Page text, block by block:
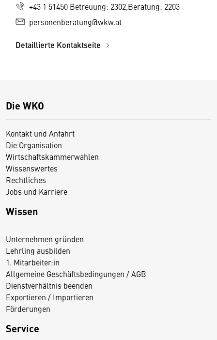
+43 1 51450 Betreuung: 2302,Beratung: 2203
personenberatung@wkw.at
Detaillierte Kontaktseite
Die WKO
Kontakt und Anfahrt
Die Organisation
Wirtschaftskammerwahlen
Wissenswertes
Rechtliches
Jobs und Karriere
Wissen
Unternehmen gründen
Lehrling ausbilden
1. Mitarbeiter:in
Allgemeine Geschäftsbedingungen / AGB
Dienstverhältnis beenden
Exportieren / Importieren
Förderungen
Service